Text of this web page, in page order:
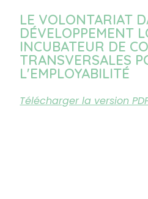
LE VOLONTARIAT
DÉVELOPPEMENT
INCUBATEUR DE
TRANSVERSALES
L'EMPLOYABILITÉ
Télécharger la version